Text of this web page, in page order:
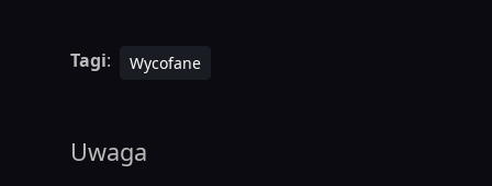
Tagi: Wycofane
Uwaga